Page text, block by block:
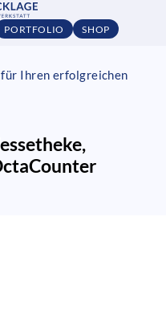
PORTFOLIO SHOP
Ihren erfolgreichen